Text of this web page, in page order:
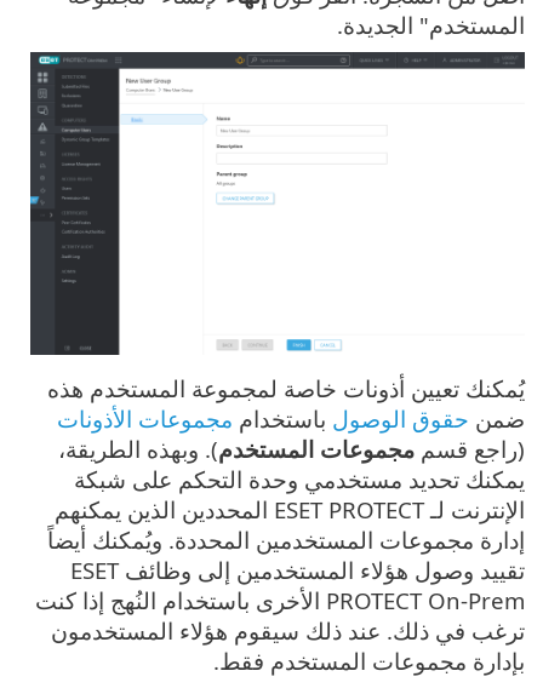
المستخدم" الجديدة.
يُمكنك تعيين أذونات خاصة لمجموعة المستخدم هذه
ضمن حقوق الوصول باستخدام مجموعات الأذونات
(راجع قسم مجموعات المستخدم). وبهذه الطريقة،
يمكنك تحديد مستخدمي وحدة التحكم على شبكة
الإنترنت لـ ESET PROTECT المحددين الذين يمكنهم
إدارة مجموعات المستخدمين المحددة. ويُمكنك أيضاً
تقييد وصول هؤلاء المستخدمين إلى وظائف ESET
PROTECT On-Prem الأخرى باستخدام النُهج إذا كنت
ترغب في ذلك. عند ذلك سيقوم هؤلاء المستخدمون
بإدارة مجموعات المستخدم فقط.